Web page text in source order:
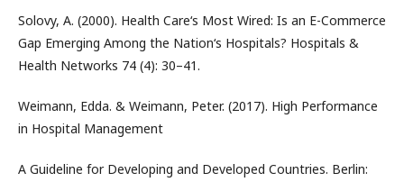
Solovy, A. (2000). Health Care‘s Most Wired: Is an E-Commerce
Gap Emerging Among the Nation‘s Hospitals? Hospitals &
Health Networks 74 (4): 30–41.
Weimann, Edda. & Weimann, Peter. (2017). High Performance
in Hospital Management
A Guideline for Developing and Developed Countries. Berlin: